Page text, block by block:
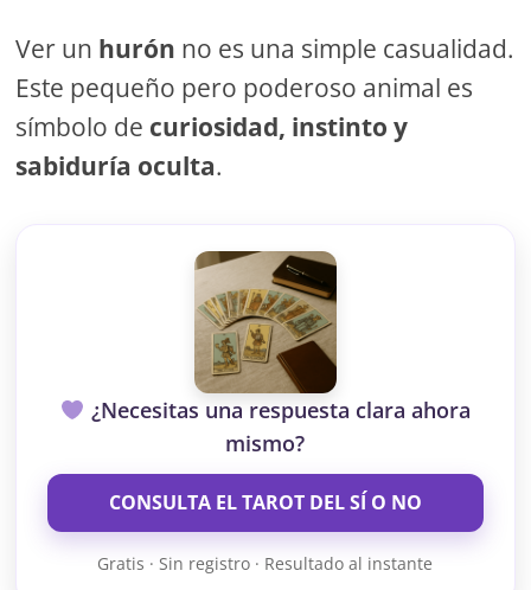
Ver un hurón no es una simple casualidad.
Este pequeño pero poderoso animal es
símbolo de curiosidad, instinto y
sabiduría oculta.
¿Necesitas una respuesta clara ahora
mismo?
CONSULTA EL TAROT DEL SÍ O NO
Gratis · Sin registro · Resultado al instante